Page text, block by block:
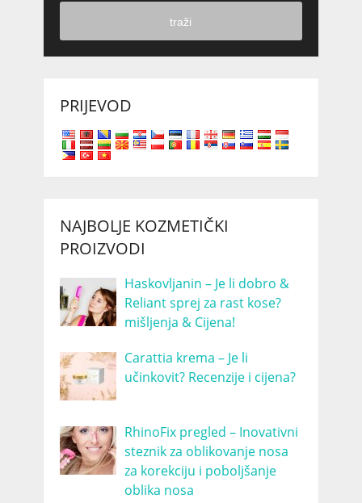
traži
PRIJEVOD
NAJBOLJE KOZMETIČKI
PROIZVODI
Haskovljanin – Je li dobro &
Reliant sprej za rast kose?
mišljenja & Cijena!
Carattia krema – Je li
učinkovit? Recenzije i cijena?
RhinoFix pregled – Inovativni
steznik za oblikovanje nosa
za korekciju i poboljšanje
oblika nosa